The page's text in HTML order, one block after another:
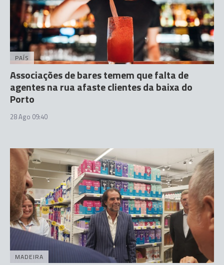
PAÍS
Associações de bares temem que falta de
agentes na rua afaste clientes da baixa do
Porto
28 Ago 09:40
MADEIRA